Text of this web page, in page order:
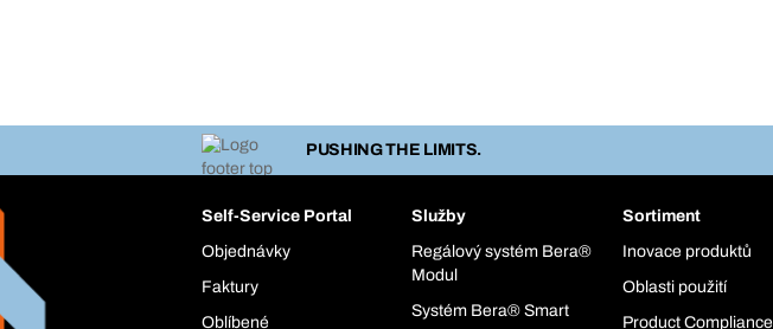
PUSHING THE LIMITS.
Self-Service Portal
Objednávky
Faktury
Oblíbené
Služby
Regálový systém Bera®
Modul
Systém Bera® Smart
Sortiment
Inovace produktů
Oblasti použití
Product Compliance